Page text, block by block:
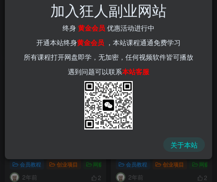
2025最新网盘自撸拉新，全自
动运行，无需人工，日入4张
创业项目 网赚项目 新媒体项目
11个月前 10
（8277期）分享1个成本的信
息差赚钱项目，只需要是私信
就有收益，1单至少50+
会员教程
2年前
周收益3800+（附赠820G素
材）会员教程 创业项目 网赚项目 新媒体项目 短视频运营
2年前 2
（8199期）AI助力，流量密码
揭秘：10分钟创作解说书单号
视频，单日收益300+！
会员教程 创业项目 网赚项
2年前 2
加入狂人副业网站
终身 黄金会员 优惠活动进行中
开通本站终身黄金会员 ，本站课程通通免费学习
所有课程打开网盘即学，无加密，任何视频软件皆可播放
遇到问题可以联系本站客服
关于本站